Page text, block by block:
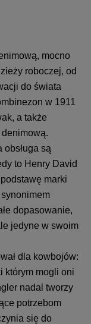
mocno
roboczej, od
do świata
w 1911
a także
obsługa są
to Henry David
marki
dopasowanie,
jedyne w swoim
dla kowbojów:
którym mogli oni
nadal tworzy
potrzebom
się do